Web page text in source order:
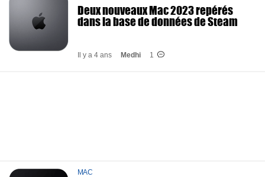
Deux nouveaux Mac 2023 repérés
dans la base de données de Steam
Il y a 4 ans Medhi 1
MAC